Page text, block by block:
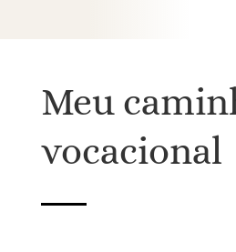
Meu
vocacional